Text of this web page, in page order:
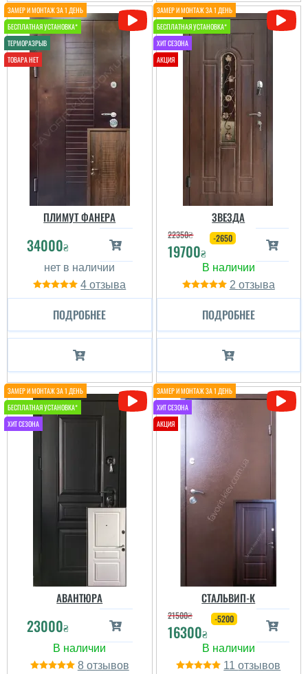
ПЛИМУТ ФАНЕРА
34000₴
4
ПОДРОБНЕЕ
ЗВЕЗДА
22350₴
19700₴
-2650
2
ПОДРОБНЕЕ
АВАНТЮРА
23000₴
8
СТАЛЬВИП-К
21500₴
16300₴
-5200
11